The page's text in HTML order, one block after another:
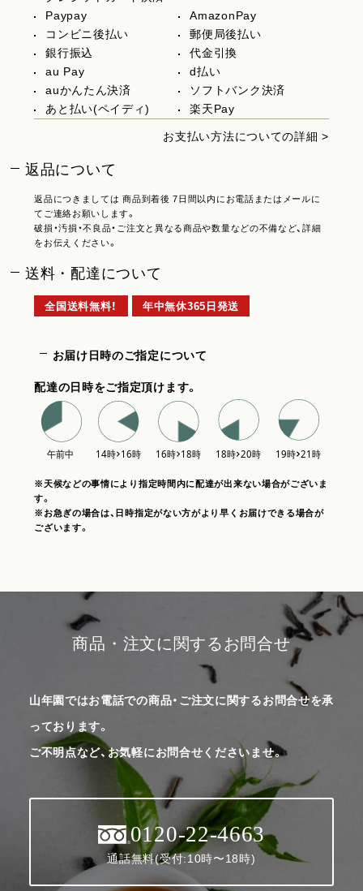
Paypay
AmazonPay
コンビニ後払い
郵便局後払い
銀行振込
代金引換
au Pay
d払い
auかんたん決済
ソフトバンク決済
あと払い(ペイディ)
楽天Pay
お支払い方法についての詳細 >
返品について
返品につきましては 商品到着後 7日間以内にお電話またはメールに
てご連絡お願いします。
破損・汚損・不良品・ご注文と異なる商品や数量などの不備など、詳細
をお伝えください。
送料・配達について
全国送料無料！ 年中無休365日発送
お届け日時のご指定について
配達の日時をご指定頂けます。
※天候などの事情により指定時間内に配達が出来ない場合がございま
す。
※お急ぎの場合は、日時指定がない方がより早くお届けできる場合が
ございます。
商品・注文に関するお問合せ
山年園ではお電話での商品・ご注文に関するお問合せを承
っております。
ご不明点など、お気軽にお問合せくださいませ。
0120-22-4663
通話無料(受付:10時〜18時)